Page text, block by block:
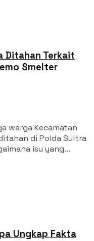
Ditahan Terkait
Smelter
warga Kecamatan
di Polda Sultra
isu yang...
Ungkap Fakta